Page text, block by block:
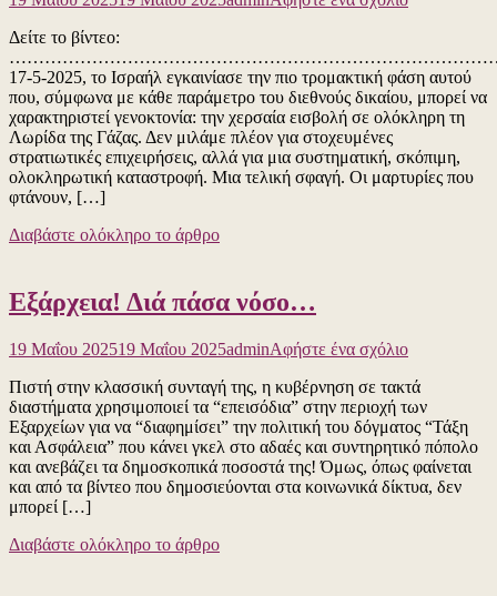
και
το
υπερμέγεθες
γυαλί
Κλαυδίας…
Ελλήνων
λύση”
Δείτε το βίντεο:
17-5-2025, το Ισραήλ εγκαινίασε την πιο τρομακτική φάση αυτού
που, σύμφωνα με κάθε παράμετρο του διεθνούς δικαίου, μπορεί να
χαρακτηριστεί γενοκτονία: την χερσαία εισβολή σε ολόκληρη τη
Λωρίδα της Γάζας. Δεν μιλάμε πλέον για στοχευμένες
στρατιωτικές επιχειρήσεις, αλλά για μια συστηματική, σκόπιμη,
ολοκληρωτική καταστροφή. Μια τελική σφαγή. Οι μαρτυρίες που
φτάνουν, […]
Διαβάστε ολόκληρο το άρθρο
Εξάρχεια! Διά πάσα νόσο…
19 Μαΐου 202519 Μαΐου 2025adminΑφήστε ένα σχόλιογια
Εξάρχεια!
Διά
πάσα
νόσο…
Πιστή στην κλασσική συνταγή της, η κυβέρνηση σε τακτά
διαστήματα χρησιμοποιεί τα “επεισόδια” στην περιοχή των
Εξαρχείων για να “διαφημίσει” την πολιτική του δόγματος “Τάξη
και Ασφάλεια” που κάνει γκελ στο αδαές και συντηρητικό πόπολο
και ανεβάζει τα δημοσκοπικά ποσοστά της! Όμως, όπως φαίνεται
και από τα βίντεο που δημοσιεύονται στα κοινωνικά δίκτυα, δεν
μπορεί […]
Διαβάστε ολόκληρο το άρθρο